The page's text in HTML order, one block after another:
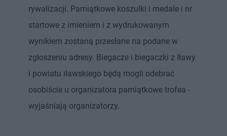
rywalizacji. Pamiątkowe koszulki i medale i nr
startowe z imieniem i z wydrukowanym
wynikiem zostaną przesłane na podane w
zgłoszeniu adresy. Biegacze i biegaczki z Iławy
i powiatu iławskiego będą mogli odebrać
osobiście u organizatora pamiątkowe trofea -
wyjaśniają organizatorzy.